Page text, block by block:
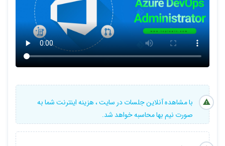
بررسی Process ها در Azure DevOps
ساخت Process اختصاصی در Azure DevOps
آشنایی با backlog level و تنظیمات work itemها در process
آشنایی با لایه های مختلف در Azure DevOps
بررسی لایه های مختلف در Azure DevOps بخش اول
برررسی لایه های مختلف در Azure DevOps بخش دوم
آشنایی با کانفیگ سطح کالکشن بخش اول
با مشاهده آنلاین جلسات در سایت ، هزینه اینترنت شما به
صورت نیم بها محاسبه خواهد شد.